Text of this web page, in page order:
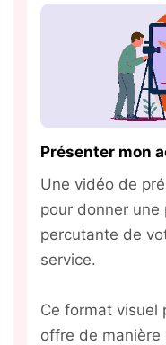
Présenter mon
Une vidéo de
pour donner une
percutante de
service.
Ce format visuel
offre de